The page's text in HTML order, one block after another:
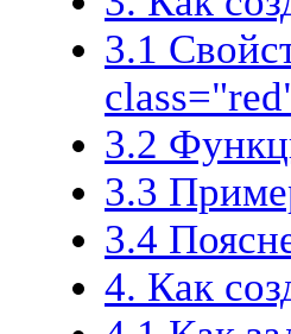
3.1
3.2
3.3
3.4
4. Как